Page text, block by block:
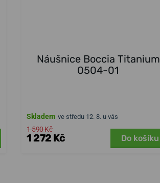
Náušnice Boccia Titanium
0504-01
Skladem ve středu 12. 8. u vás
1 590 Kč
1 272 Kč Do košíku